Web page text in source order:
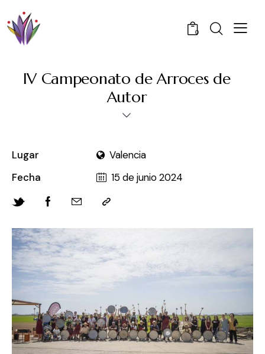
0
IV Campeonato de Arroces de
Autor
Lugar
Valencia
Fecha
15 de junio 2024